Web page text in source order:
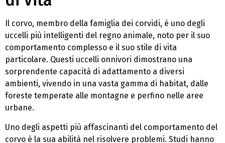
Il corvo, membro della famiglia dei corvidi, è uno degli
uccelli più intelligenti del regno animale, noto per il suo
comportamento complesso e il suo stile di vita
particolare. Questi uccelli onnivori dimostrano una
sorprendente capacità di adattamento a diversi
ambienti, vivendo in una vasta gamma di habitat, dalle
foreste temperate alle montagne e perfino nelle aree
urbane.
Uno degli aspetti più affascinanti del comportamento del
corvo è la sua abilità nel risolvere problemi. Studi hanno